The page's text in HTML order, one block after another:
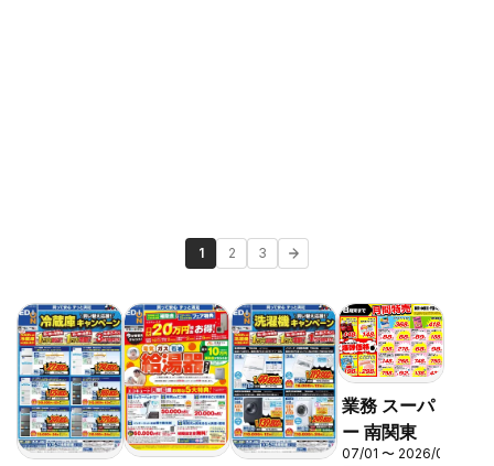
1 2 3
業務 スーパ
ー 南関東
07/01 〜 2026/08/31